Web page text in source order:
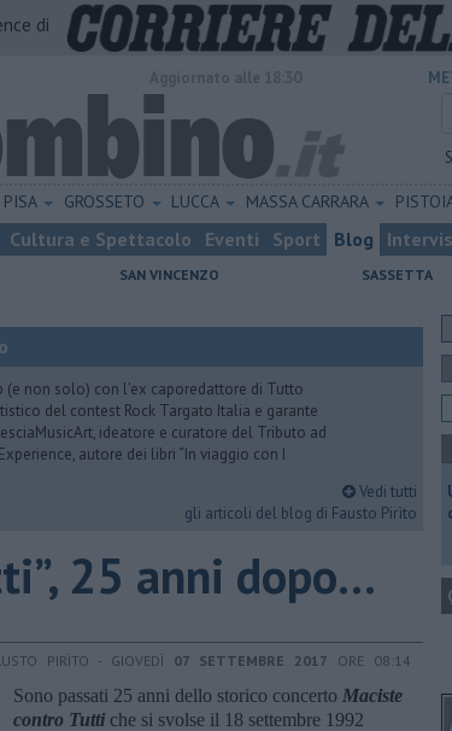
di
PISA GROSSETO LUCCA MASSA CARRARA
Cultura e Spettacolo Eventi Sport Blog
SAN VINCENZO SASSETTA
(e non solo) con l'ex caporedattore di Tutto
del contest Rock Targato Italia e garante
ideatore e curatore del Tributo ad
autore dei libri “In viaggio con I
Vedi tutti
gli articoli del blog di Fausto Pirìto
25 anni dopo...
PIRÌTO - GIOVEDÌ 07 SETTEMBRE 2017 ORE 08:14
Sono passati 25 anni dello storico concerto Maciste
contro Tutti che si svolse il 18 settembre 1992